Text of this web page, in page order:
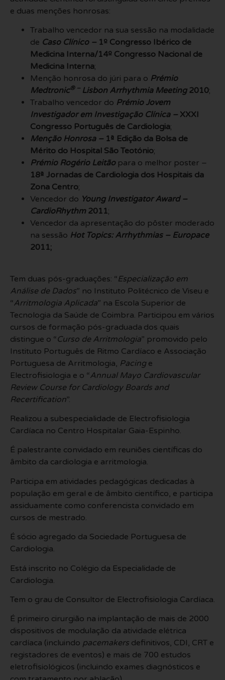
e duas menções honrosas:
Trabalho vencedor na sua sessão na modalidade
de Caso Clínico – 1º Congresso Ibérico de
Medicina Interna/14º Congresso Nacional de
Medicina Interna;
Menção honrosa do júri para o Prémio
Medtronic® – Lisbon Arrhythmia Meeting2010;
Trabalho vencedor do Prémio Jovem
Investigador em Investigação Clínica – XXXI
Congresso Português de Cardiologia;
Menção Honrosa – 1ª Edição da Bolsa de
Mérito do Hospital São Teotónio;
Prémio Rogério Leitãopara o melhor poster –
18ª Jornadas de Cardiologia dos Hospitais da
Zona Centro;
Vencedor do Young Investigator Award –
CardioRhythm 2011;
Vencedor da apresentação do pôster moderado
na sessão Hot Topics: Arrhythmias – Europace
2011;
Tem duas pós-graduações: “Especialização em
Análise de Dados” no Instituto Politécnico de Viseu e
“Arritmologia Aplicada” na Escola Superior de
Tecnologia da Saúde de Coimbra. Participou em vários
cursos de formação pós-graduada dos quais
distingue o “Curso de Arritmologia” promovido pelo
Instituto Português de Ritmo Cardíaco e Associação
Portuguesa de Arritmologia, Pacing e
Electrofisiologia e o “Annual Mayo Cardiovascular
Review Course for Cardiology Boards and
Recertification”.
Realizou a subespecialidade de Electrofisiologia
Cardíaca no Centro Hospitalar Gaia-Espinho.
É palestrante convidado em reuniões científicas do
âmbito da cardiologia e arritmologia.
Participa em atividades pedagógicas dedicadas à
população em geral e de âmbito científico, e participa
assiduamente como conferencista convidado em
cursos de mestrado.
É sócio agregado da Sociedade Portuguesa de
Cardiologia.
Está inscrito no Colégio da Especialidade de
Cardiologia.
Tem o grau de Consultor de Electrofisiologia Cardíaca.
É primeiro cirurgião na implantação de mais de 2000
dispositivos de modulação da atividade elétrica
cardíaca (incluindo pacemakers definitivos, CDI, CRT e
registadores de eventos) e mais de 700 estudos
eletrofisiológicos (incluindo exames diagnósticos e